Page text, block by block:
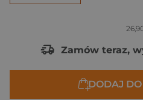
Zamów teraz,
DODAJ